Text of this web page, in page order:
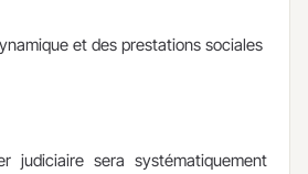
et des prestations sociales
judiciaire sera systématiquement